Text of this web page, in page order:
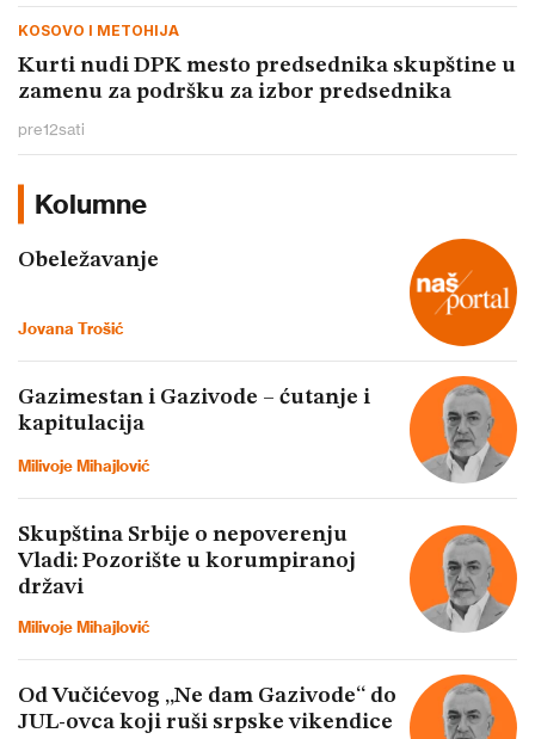
KOSOVO I METOHIJA
Kurti nudi DPK mesto predsednika skupštine u
zamenu za podršku za izbor predsednika
pre12sati
Kolumne
Obeležavanje
Jovana Trošić
Gazimestan i Gazivode – ćutanje i
kapitulacija
Milivoje Mihajlović
Skupština Srbije o nepoverenju
Vladi: Pozorište u korumpiranoj
državi
Milivoje Mihajlović
Od Vučićevog „Ne dam Gazivode“ do
JUL-ovca koji ruši srpske vikendice